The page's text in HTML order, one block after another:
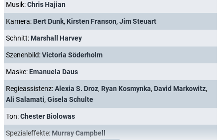
Musik:Chris Hajian
Kamera: Bert Dunk, Kirsten Franson, Jim Steuart
Schnitt: Marshall Harvey
Szenenbild:Victoria Söderholm
Maske: Emanuela Daus
Regieassistenz:Alexia S. Droz, Ryan Kosmynka, David Markowitz,
Ali Salamati, Gisela Schulte
Ton:Chester Biolowas
Spezialeffekte: Murray Campbell